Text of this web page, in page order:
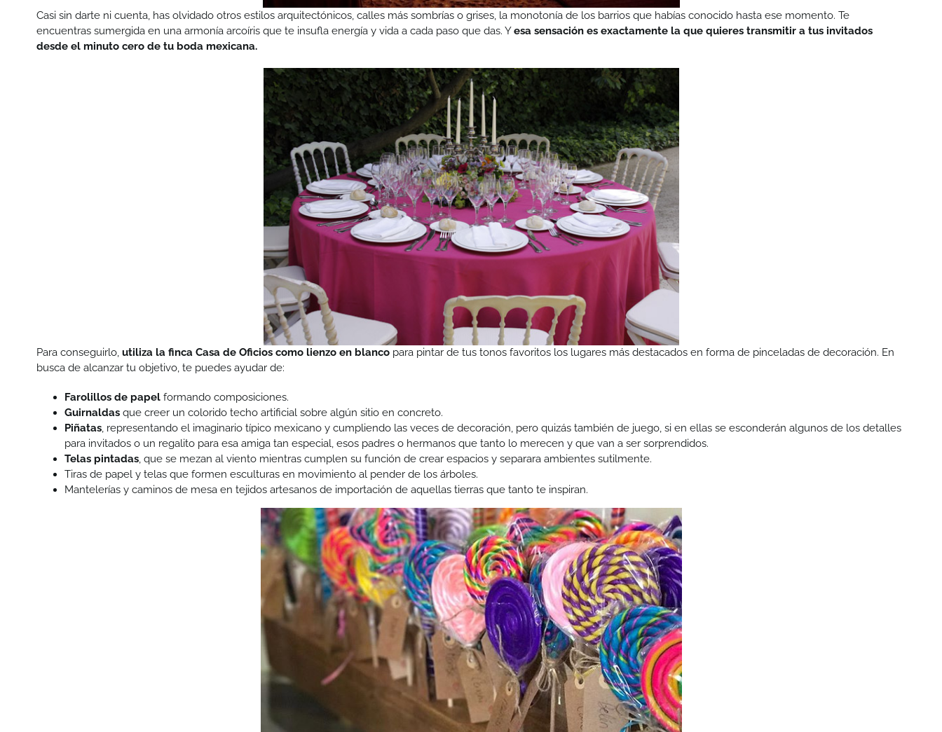
Casi sin darte ni cuenta, has olvidado otros estilos arquitectónicos, calles más sombrías o grises, la monotonía de los barrios que habías conocido hasta ese momento. Te
encuentras sumergida en una armonía arcoíris que te insufla energía y vida a cada paso que das. Yesa sensación es exactamente la que quieres transmitir a tus invitados
desde el minuto cero de tu boda mexicana.
Para conseguirlo, utiliza la finca Casa de Oficios como lienzo en blanco para pintar de tus tonos favoritos los lugares más destacados en forma de pinceladas de decoración. En
busca de alcanzar tu objetivo, te puedes ayudar de:
Farolillos de papel formando composiciones.
Guirnaldas que creer un colorido techo artificial sobre algún sitio en concreto.
Piñatas, representando el imaginario típico mexicano y cumpliendo las veces de decoración, pero quizás también de juego, si en ellas se esconderán algunos de los detalles
para invitados o un regalito para esa amiga tan especial, esos padres o hermanos que tanto lo merecen y que van a ser sorprendidos.
Telas pintadas, que se mezan al viento mientras cumplen su función de crear espacios y separara ambientes sutilmente.
Tiras de papel y telas que formen esculturas en movimiento al pender de los árboles.
Mantelerías y caminos de mesa en tejidos artesanos de importación de aquellas tierras que tanto te inspiran.